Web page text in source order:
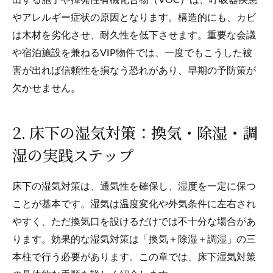
やアレルギー症状の原因となります。構造的にも、カビ
は木材を劣化させ、耐久性を低下させます。重要な会議
や宿泊施設を兼ねるVIP物件では、一度でもこうした被
害が出れば信頼性を損なう恐れがあり、早期の予防策が
欠かせません。
2. 床下の湿気対策：換気・除湿・調
湿の実践ステップ
床下の湿気対策は、通気性を確保し、湿度を一定に保つ
ことが基本です。湿気は温度変化や外気条件に左右され
やすく、ただ換気口を設けるだけでは不十分な場合があ
ります。効果的な湿気対策は「換気＋除湿＋調湿」の三
本柱で行う必要があります。この章では、床下湿気対策